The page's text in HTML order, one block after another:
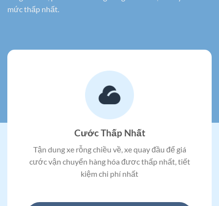
mức thấp nhất.
Cước Thấp Nhất
Tận dung xe rỗng chiều về, xe quay đầu để giá
cước vận chuyển hàng hóa đươc thấp nhất, tiết
kiệm chi phí nhất